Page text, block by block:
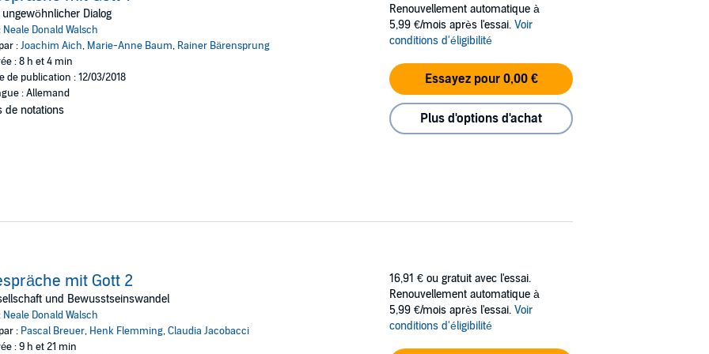
spricht mit allen, die Fragen haben und Antworten zulassen. Dabei geht es weniger um das Reden, als ums Zuhören:
indem sie sich mit ihren Gefühlen auseinandersetzen. Denn in den tiefsten Gefühlen steckt die höchste
eine Lebenskrise zu Gott. Seine Hörbuch-Reihe
umfasst drei Teile: Zunächst geht es um
Themen, im dritten Teil um universelle Wahrheiten. Der spirituelle Autor gründete die "School of the New
Mail.
ungewöhnlicher Dialog
Neale Donald Walsch
:Joachim Aich, Marie-Anne Baum, Rainer Bärensprung
: 8 h et 4 min
de publication : 12/03/2018
: Allemand
de notations
Renouvellement automatique à
5,99 €/mois après l'essai. Voir
conditions d'éligibilité
Essayez pour 0,00 €
Plus d'options d'achat
mit Gott 2
und Bewusstseinswandel
Neale Donald Walsch
: Pascal Breuer, Henk Flemming,Claudia Jacobacci
: 9 h et 21 min
16,91 € ou gratuit avec l'essai.
Renouvellement automatique à
5,99 €/mois après l'essai. Voir
conditions d'éligibilité